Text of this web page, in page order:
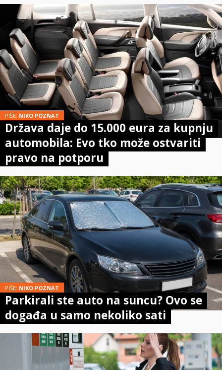
PIŠE: NIKO POZNAT
Država daje do 15.000 eura za kupnju
automobila: Evo tko može ostvariti
pravo na potporu
PIŠE: NIKO POZNAT
Parkirali ste auto na suncu? Ovo se
događa u samo nekoliko sati